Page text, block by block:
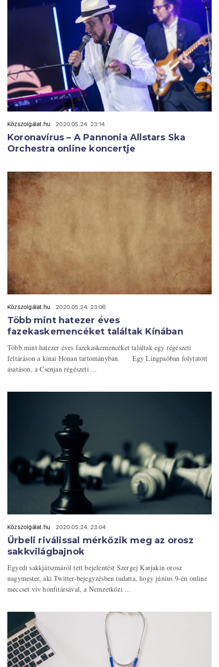
Közszolgálat.hu 2020.05.24. 23:14
Koronavírus – A Pannonia Allstars Ska
Orchestra online koncertje
Közszolgálat.hu 2020.05.24. 23:06
Több mint hatezer éves
fazekaskemencéket találtak Kínában
Több mint hatezer éves fazekaskemencéket találtak egy régészeti
feltáráson a kínai Honan tartományban. Egy Lingpaóban folytatott
ásatáson, a Csenjan régészeti ...
Közszolgálat.hu 2020.05.24. 23:04
Űrbeli riválissal mérkőzik meg az orosz
sakkvilágbajnok
Egyedi sakkjátszmáról tett bejelentést Szergej Karjakin orosz
nagymester, aki Twitter-bejegyzésben tudatta, hogy június 9-én online
meccset vív honfitársával, a Nemzetközi ...